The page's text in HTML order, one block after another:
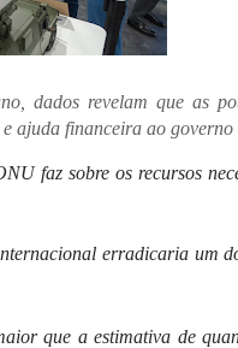
dados revelam que as
ajuda financeira ao governo
faz sobre os recursos
erradicaria um
que a estimativa de